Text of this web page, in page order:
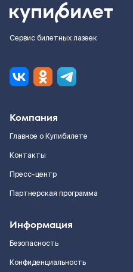
Сервис билетных лазеек
Компания
Главное о Купибилете
Контакты
Пресс-центр
Партнерская программа
Информация
Безопасность
Конфиденциальность